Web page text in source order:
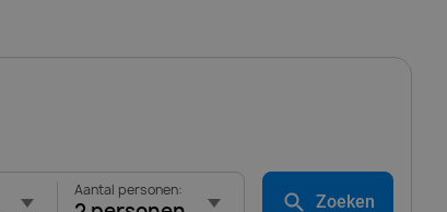
Aantal personen:
Zoeken